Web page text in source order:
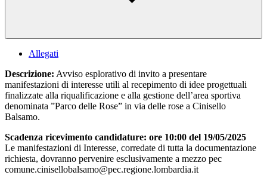
Allegati
Descrizione: Avviso esplorativo di invito a presentare
manifestazioni di interesse utili al recepimento di idee progettuali
finalizzate alla riqualificazione e alla gestione dell’area sportiva
denominata ”Parco delle Rose” in via delle rose a Cinisello
Balsamo.
Scadenza ricevimento candidature: ore 10:00 del 19/05/2025
Le manifestazioni di Interesse, corredate di tutta la documentazione
richiesta, dovranno pervenire esclusivamente a mezzo pec
comune.cinisellobalsamo@pec.regione.lombardia.it